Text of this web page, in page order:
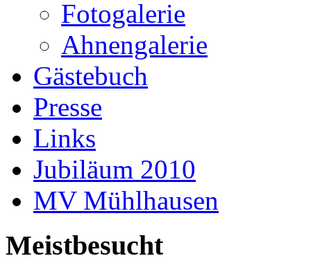
Fotogalerie
Ahnengalerie
Gästebuch
Presse
Links
Jubiläum 2010
MV Mühlhausen
Meistbesucht